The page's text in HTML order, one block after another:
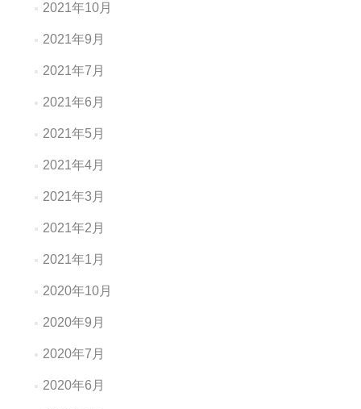
2021年10月
2021年9月
2021年7月
2021年6月
2021年5月
2021年4月
2021年3月
2021年2月
2021年1月
2020年10月
2020年9月
2020年7月
2020年6月